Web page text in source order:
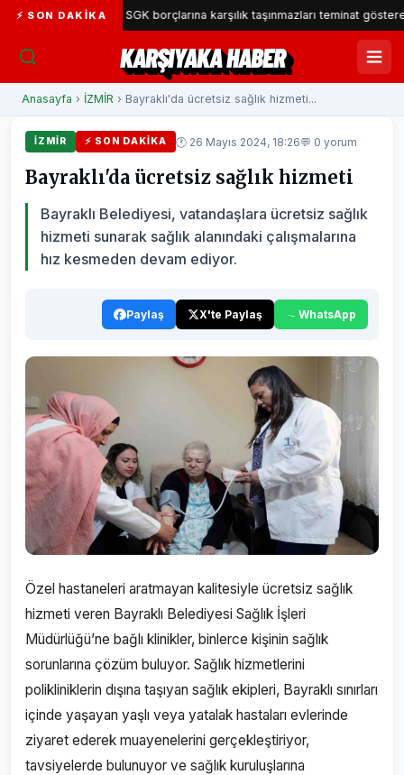
⚡ SON DAKIKA
Belediyesi SGK borçlarına karşılık taşınmazları teminat gösterecek
KARŞIYAKA HABER
Anasayfa › İZMİR › Bayraklı'da ücretsiz sağlık hizmeti...
İZMİR ⚡ SON DAKIKA 🕐 26 Mayıs 2024, 18:26💬 0 yorum
Bayraklı'da ücretsiz sağlık hizmeti
Bayraklı Belediyesi, vatandaşlara ücretsiz sağlık
hizmeti sunarak sağlık alanındaki çalışmalarına
hız kesmeden devam ediyor.
Paylaş X'te Paylaş WhatsApp
Özel hastaneleri aratmayan kalitesiyle ücretsiz sağlık
hizmeti veren Bayraklı Belediyesi Sağlık İşleri
Müdürlüğü’ne bağlı klinikler, binlerce kişinin sağlık
sorunlarına çözüm buluyor. Sağlık hizmetlerini
polikliniklerin dışına taşıyan sağlık ekipleri, Bayraklı sınırları
içinde yaşayan yaşlı veya yatalak hastaları evlerinde
ziyaret ederek muayenelerini gerçekleştiriyor,
tavsiyelerde bulunuyor ve sağlık kuruluşlarına